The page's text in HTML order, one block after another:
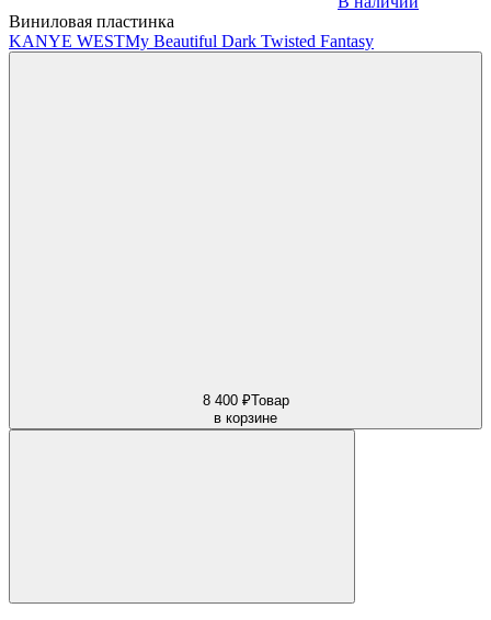
Виниловая пластинка
KANYE WESTMy Beautiful Dark Twisted Fantasy
8 400 ₽Товар
в корзине